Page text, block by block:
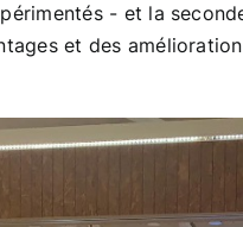
- et la
et des